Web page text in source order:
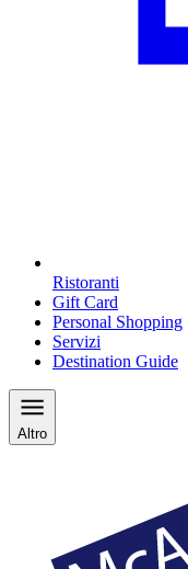
Ristoranti
Gift Card
Personal Shopping
Servizi
Destination Guide
Altro